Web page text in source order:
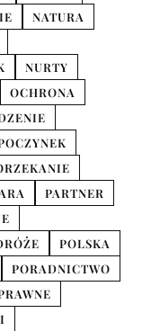
NATURA
NURTY
OCHRONA
PARTNER
POLSKA
PORADNICTWO